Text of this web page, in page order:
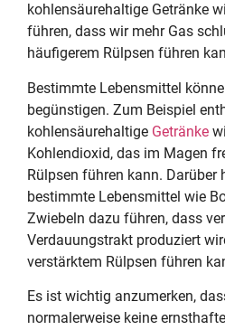
kohlensäurehaltige Getränke
führen, dass wir mehr Gas
häufigerem Rülpsen führen
Bestimmte Lebensmittel
begünstigen. Zum Beispiel
kohlensäurehaltige Getränke
Kohlendioxid, das im Magen
Rülpsen führen kann. Darüber
bestimmte Lebensmittel wie
Zwiebeln dazu führen, dass
Verdauungstrakt produziert
verstärktem Rülpsen führen
Es ist wichtig anzumerken,
normalerweise keine